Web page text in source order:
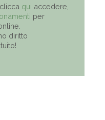
qui accedere,
per
diritto